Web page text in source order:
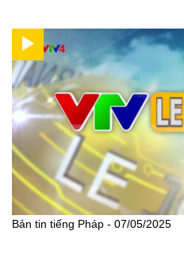
Bản tin tiếng Pháp - 07/05/2025